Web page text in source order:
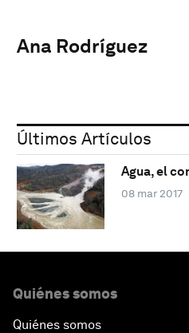
Ana Rodríguez
Últimos Artículos
Agua, el
08 mar 2017
Quiénes somos
Quiénes somos